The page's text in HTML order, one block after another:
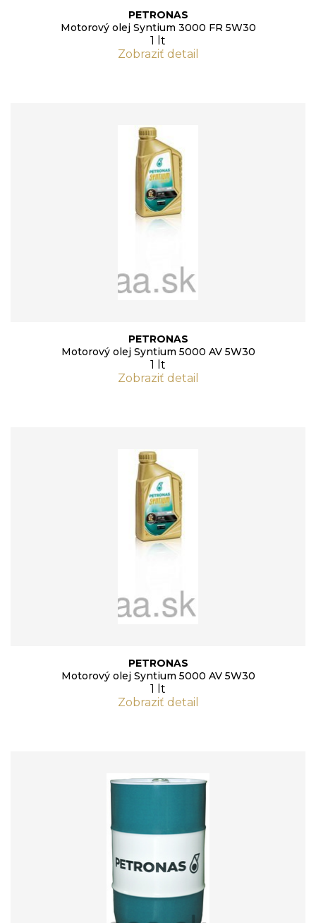
PETRONAS
Motorový olej Syntium 3000 FR 5W30
1 lt
Zobraziť detail
PETRONAS
Motorový olej Syntium 5000 AV 5W30
1 lt
Zobraziť detail
PETRONAS
Motorový olej Syntium 5000 AV 5W30
1 lt
Zobraziť detail